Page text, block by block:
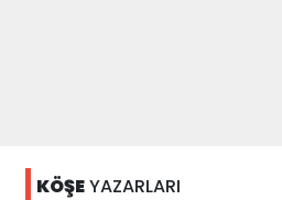
KÖŞEYAZARLARI